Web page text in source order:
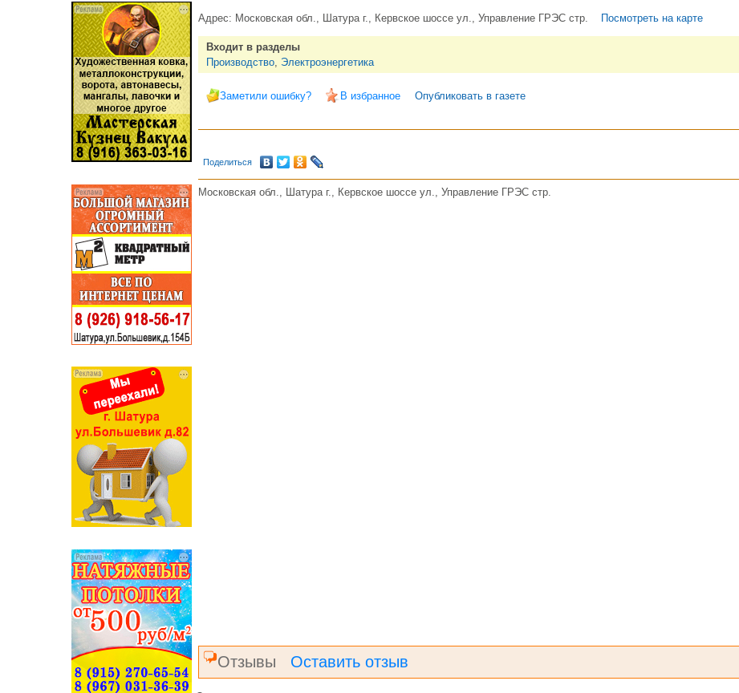
Адрес: Московская обл., Шатура г., Кервское шоссе ул., Управление ГРЭС стр. Посмотреть на карте
Входит в разделы
Производство, Электроэнергетика
Заметили ошибку? В избранное Опубликовать в газете
Поделиться
Московская обл., Шатура г., Кервское шоссе ул., Управление ГРЭС стр.
Отзывы Оставить отзыв